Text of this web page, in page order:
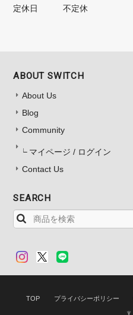
定休日
不定休
ABOUT SWITCH
About Us
Blog
Community
マイページ / ログイン
Contact Us
SEARCH
TOP プライバシーポリシー